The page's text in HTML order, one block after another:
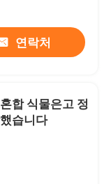
연락처
합 식물은고 정
습니다